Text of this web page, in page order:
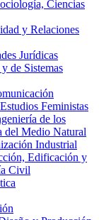
Ciencias
y Relaciones
Jurídicas
de Sistemas
Feministas
de los
del Medio Natural
Industrial
Edificación y
Civil